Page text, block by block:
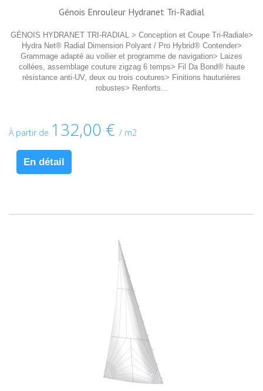
Génois Enrouleur Hydranet Tri-Radial
GÉNOIS HYDRANET TRI-RADIAL > Conception et Coupe Tri-Radiale>
Hydra Net® Radial Dimension Polyant / Pro Hybrid® Contender>
Grammage adapté au voilier et programme de navigation> Laizes
collées, assemblage couture zigzag 6 temps> Fil Da Bond® haute
résistance anti-UV, deux ou trois coutures> Finitions hauturières
robustes> Renforts...
À partir de 132,00 € / m2
En détail